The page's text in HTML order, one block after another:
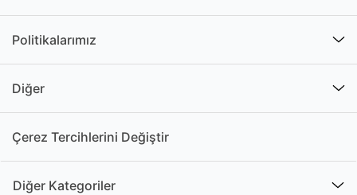
Politikalarımız
Diğer
Çerez Tercihlerini Değiştir
Diğer Kategoriler